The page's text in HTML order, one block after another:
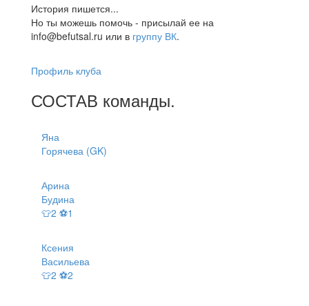
История пишется...
Но ты можешь помочь - присылай ее на
info@befutsal.ru или в группу ВК.
Профиль клуба
СОСТАВ команды.
Яна
Горячева (GK)
Арина
Будина
👕2 ⚽1
Ксения
Васильева
👕2 ⚽2